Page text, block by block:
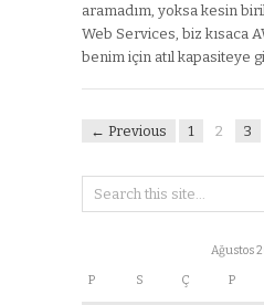
aramadım, yoksa kesin
Web Services, biz kısaca
benim için atıl kapasiteye
← Previous 1 2 3
Ağustos
P S Ç P